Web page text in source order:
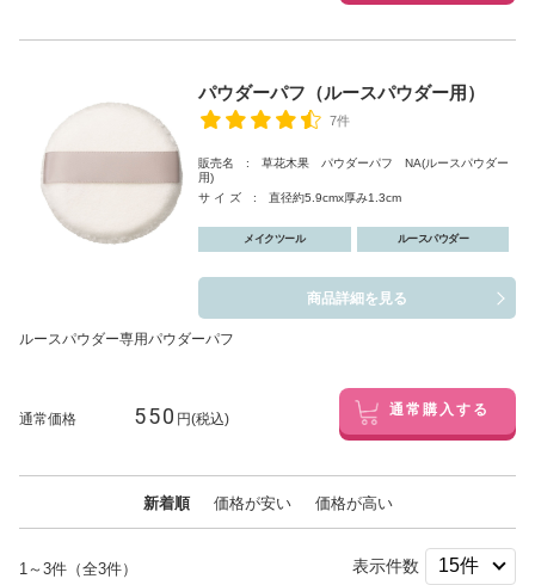
パウダーパフ（ルースパウダー用）
7件
販売名 : 草花木果 パウダーパフ NA(ルースパウダー
用)
サ イ ズ : 直径約5.9cmx厚み1.3cm
メイクツール ルースパウダー
商品詳細を見る
ルースパウダー専用パウダーパフ
通常価格 550 円(税込) 通常購入する
新着順 価格が安い 価格が高い
1～3件（全3件） 表示件数